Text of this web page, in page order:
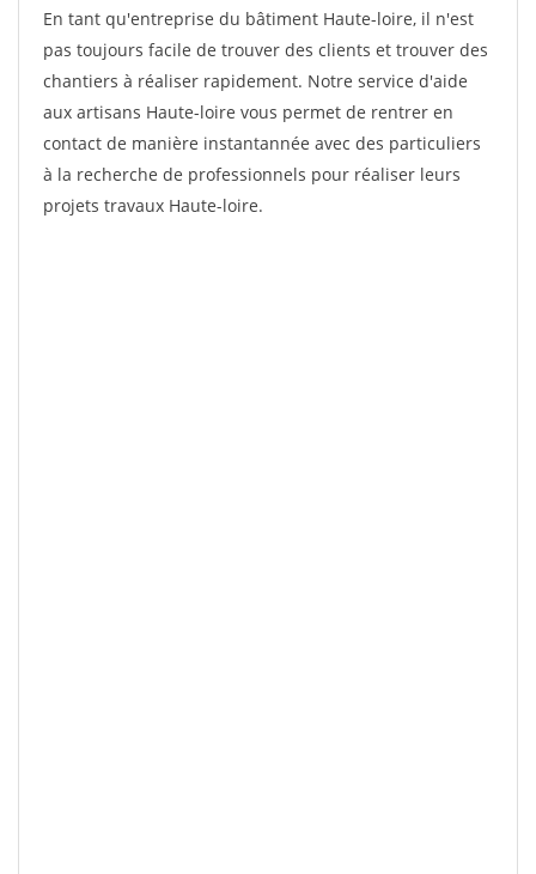
En tant qu'entreprise du bâtiment Haute-loire, il n'est
pas toujours facile de trouver des clients et trouver des
chantiers à réaliser rapidement. Notre service d'aide
aux artisans Haute-loire vous permet de rentrer en
contact de manière instantannée avec des particuliers
à la recherche de professionnels pour réaliser leurs
projets travaux Haute-loire.